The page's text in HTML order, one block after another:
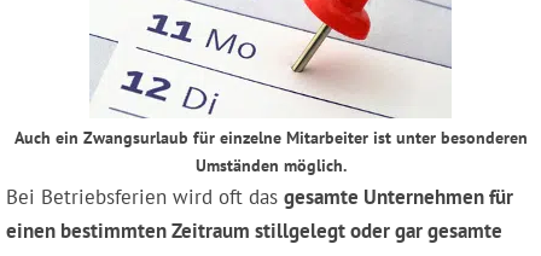
Auch ein Zwangsurlaub für einzelne Mitarbeiter ist unter besonderen
Umständen möglich.
Bei Betriebsferien wird oft das gesamte Unternehmen für
einen bestimmten Zeitraum stillgelegtoder gar gesamte